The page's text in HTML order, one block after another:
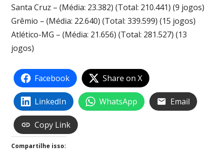
Santa Cruz – (Média: 23.382) (Total: 210.441) (9 jogos)
Grêmio – (Média: 22.640) (Total: 339.599) (15 jogos)
Atlético-MG – (Média: 21.656) (Total: 281.527) (13
jogos)
Facebook Share on X
LinkedIn WhatsApp Email
Copy Link
Compartilhe isso: